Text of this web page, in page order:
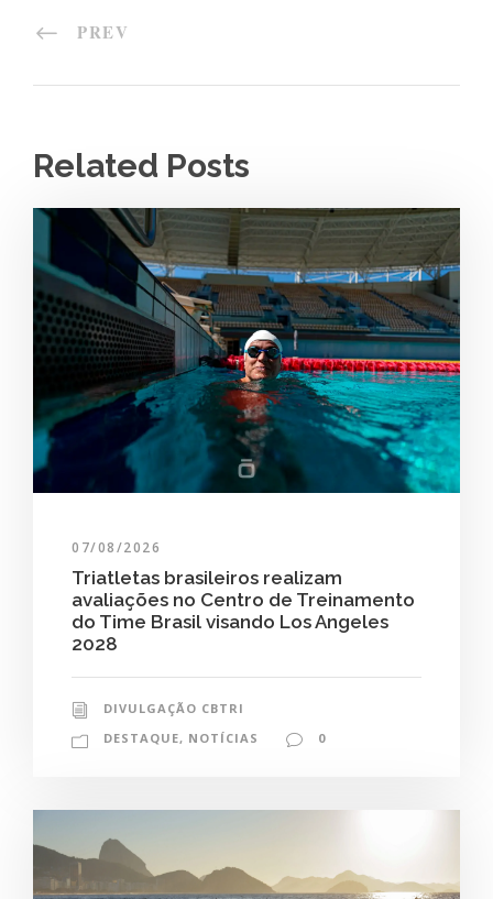
PREV
Related Posts
07/08/2026
Triatletas brasileiros realizam
avaliações no Centro de Treinamento
do Time Brasil visando Los Angeles
2028
DIVULGAÇÃO CBTRI
DESTAQUE, NOTÍCIAS 0